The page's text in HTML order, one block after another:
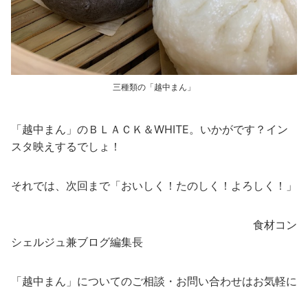
三種類の「越中まん」
「越中まん」のＢＬＡＣＫ＆WHITE。いかがです？イン
スタ映えするでしょ！
それでは、次回まで「おいしく！たのしく！よろしく！」
食材コン
シェルジュ兼ブログ編集長
「越中まん」についてのご相談・お問い合わせはお気軽に